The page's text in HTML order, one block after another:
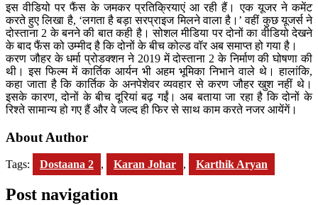
इस वीडियो पर फैंस के जमकर प्रतिक्रियाएं आ रही हैं। एक यूजर ने कमेंट
करते हुए लिखा है, ‘लगता है बड़ा सरप्राइज मिलने वाला है।’ वहीं कुछ यूजर्स ने
दोस्ताना 2 के बनने की बात कही है। सोशल मीडिया पर दोनों का वीडियो देखने
के बाद फैंस को उम्मीद है कि दोनों के बीच कोल्ड वॉर अब समाप्त हो गया है।
करण जौहर के धर्मा प्रोडक्शन ने 2019 में दोस्ताना 2 के निर्माण की घोषणा की
थी। इस फिल्म में कार्तिक आर्यन भी अहम भूमिका निभाने वाले थे। हालांकि,
कहा जाता है कि कार्तिक के अनपेशेवर व्यवहार से करण जौहर खुश नहीं थे।
इसके कारण, दोनों के बीच दूरियां बढ़ गईं। अब बताया जा रहा है कि दोनों के
रिश्ते सामान्य हो गए हैं और वे जल्द ही फिर से साथ काम करते नजर आयेंगें।
About Author
Tags: Dostaana 2 , Karan Johar , Karthik Aryan
Post navigation